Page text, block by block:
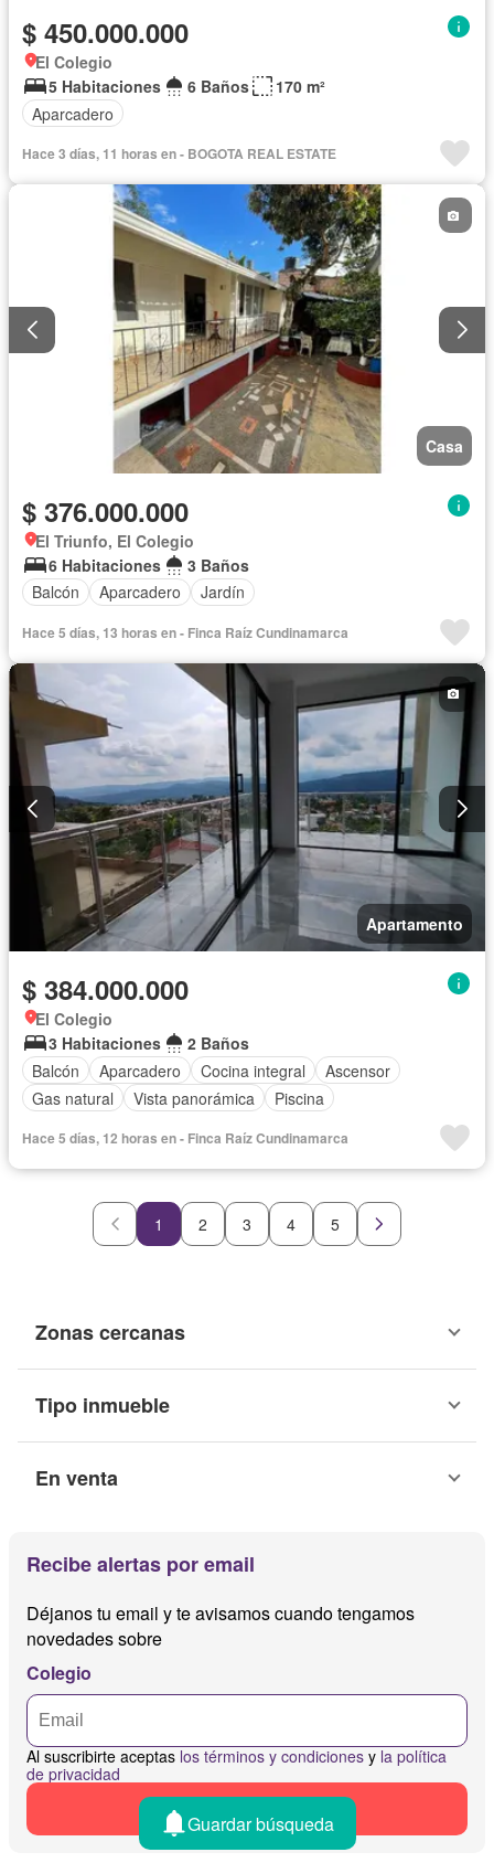
$ 450.000.000
El Colegio
5 Habitaciones
6 Baños
170 m²
Aparcadero
Hace 3 días, 11 horas en - BOGOTA REAL ESTATE
Casa
$ 376.000.000
El Triunfo, El Colegio
6 Habitaciones
3 Baños
Balcón
Aparcadero Jardín
Hace 5 días, 13 horas en - Finca Raíz Cundinamarca
Apartamento
$ 384.000.000
El Colegio
3 Habitaciones
2 Baños
Balcón
Aparcadero Cocina integral
Ascensor
Gas natural
Vista panorámica Piscina
Hace 5 días, 12 horas en - Finca Raíz Cundinamarca
1 2 3 4 5
Zonas cercanas
Tipo inmueble
En venta
Recibe alertas por email
Déjanos tu email y te avisamos cuando tengamos
novedades sobre
Colegio
Al suscribirte aceptas los términos y condiciones y la política
de privacidad
Guardar búsqueda